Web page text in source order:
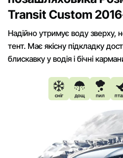
Transit Custom
Надійно утримує воду зверху,
тент. Має якісну підкладку
блискавку у водія і бічні
сніг дощ пил